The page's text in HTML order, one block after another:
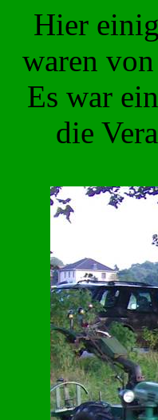
Hier
waren
Es war
die